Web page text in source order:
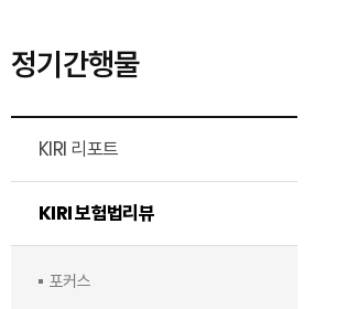
정기간행물
KIRI 리포트
KIRI 보험법리뷰
포커스